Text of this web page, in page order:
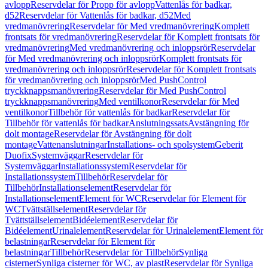
avloppReservdelar för Propp för avloppVattenlås för badkar,
d52Reservdelar för Vattenlås för badkar, d52Med
vredmanövreringReservdelar för Med vredmanövreringKomplett
frontsats för vredmanövreringReservdelar för Komplett frontsats för
vredmanövreringMed vredmanövrering och inloppsrörReservdelar
för Med vredmanövrering och inloppsrörKomplett frontsats för
vredmanövrering och inloppsrörReservdelar för Komplett frontsats
för vredmanövrering och inloppsrörMed PushControl
tryckknappsmanövreringReservdelar för Med PushControl
tryckknappsmanövreringMed ventilkonorReservdelar för Med
ventilkonorTillbehör för vattenlås för badkarReservdelar för
Tillbehör för vattenlås för badkarAnslutningssatsAvstängning för
dolt montageReservdelar för Avstängning för dolt
montageVattenanslutningarInstallations- och spolsystemGeberit
DuofixSystemväggarReservdelar för
SystemväggarInstallationssystemReservdelar för
InstallationssystemTillbehörReservdelar för
TillbehörInstallationselementReservdelar för
InstallationselementElement för WCReservdelar för Element för
WCTvättställselementReservdelar för
TvättställselementBidéelementReservdelar för
BidéelementUrinalelementReservdelar för UrinalelementElement för
belastningarReservdelar för Element för
belastningarTillbehörReservdelar för TillbehörSynliga
cisternerSynliga cisterner för WC, av plastReservdelar för Synliga